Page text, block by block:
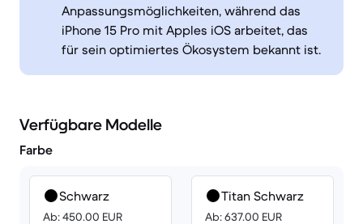
Anpassungsmöglichkeiten, während das
iPhone 15 Pro mit Apples iOS arbeitet, das
für sein optimiertes Ökosystem bekannt ist.
Verfügbare Modelle
Farbe
Schwarz
Ab: 450.00 EUR
Titan Schwarz
Ab: 637.00 EUR